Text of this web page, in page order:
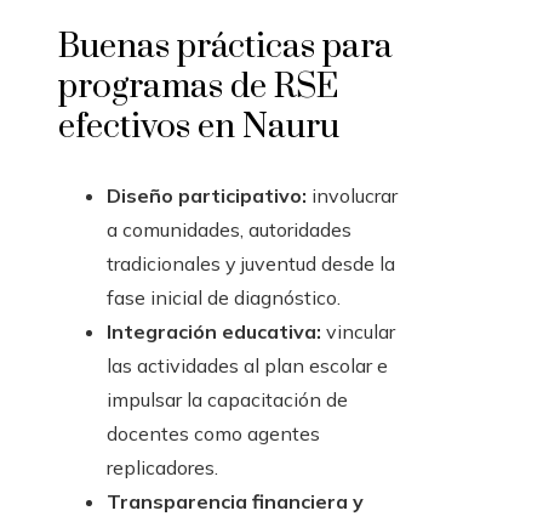
Buenas prácticas para
programas de RSE
efectivos en Nauru
Diseño participativo: involucrar
a comunidades, autoridades
tradicionales y juventud desde la
fase inicial de diagnóstico.
Integración educativa: vincular
las actividades al plan escolar e
impulsar la capacitación de
docentes como agentes
replicadores.
Transparencia financiera y